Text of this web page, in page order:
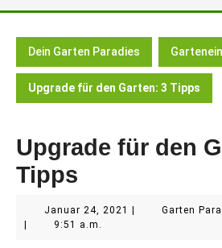
Button
Dein Garten Paradies
Upgrade für den Garten: 3 Tipps
Upgrade für den
Tipps
Januar 24, 2021 JanuarGarten
9:51 a.m.